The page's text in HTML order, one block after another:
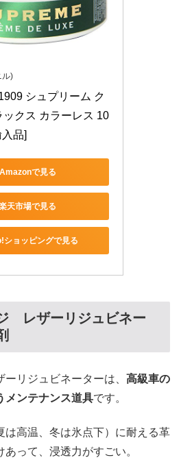
ル)
シュプリーム ク
ックス カラーレス 10
品]
Amazonで見る
天市場で見る
ショッピングで見る
レザーリジュビネー
リジュビネーターは、 高級車の
メンテナンス道具です。
は高温、冬は氷点下）に耐える革
って、浸透力がすごい。